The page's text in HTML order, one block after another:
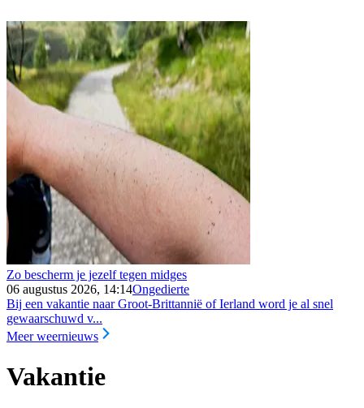
Zo bescherm je jezelf tegen midges
06 augustus 2026, 14:14Ongedierte
Bij een vakantie naar Groot-Brittannië of Ierland word je al snel
gewaarschuwd v...
Meer weernieuws
Vakantie